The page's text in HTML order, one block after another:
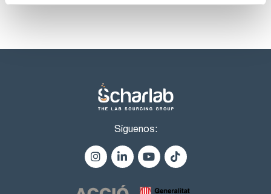
Síguenos: